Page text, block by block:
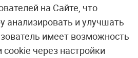
на Сайте, что
анализировать и улучшать
имеет возможность
через настройки